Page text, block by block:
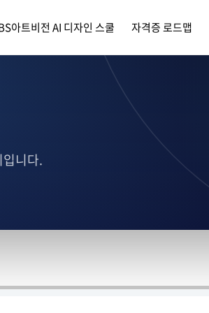
아트비전 AI 디자인 스쿨 자격증 로드맵
니다.